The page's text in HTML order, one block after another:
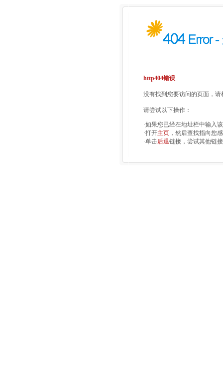
http404错误
没有找到您要访问的页面，
请尝试以下操作：
·如果您已经在地址栏中输入
·打开主页 ，然后查找指向您
·单击后退链接，尝试其他链